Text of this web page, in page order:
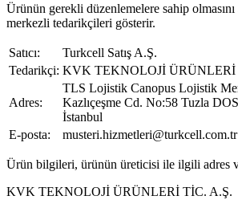
Ürünün gerekli düzenlemelere sahip
merkezli tedarikçileri gösterir.
Satıcı:
Turkcell Satış A.Ş.
Tedarikçi: KVK TEKNOLOJİ ÜRÜNLERİ
Adres:
TLS Lojistik Canopus Lojistik
Kazlıçeşme Cd. No:58 Tuzla
İstanbul
E-posta:
musteri.hizmetleri@turkcell.com.tr
Ürün bilgileri, ürünün üreticisi ile ilgili adres
KVK TEKNOLOJİ ÜRÜNLERİ TİC. A.Ş.